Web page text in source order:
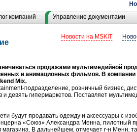
компаний Управление документами
Новости на MSKIT
продажами мультимедийной
и анимационных фильмов. В компании
Mix.
подразделение, розничный бизнес,
девять гипермаркетов. Поставляет
будут продавать одежду и аксессуа­ры с
«Союз» Александра Менна, пилотный
В дальнейшем, отмечает г-н Менн,